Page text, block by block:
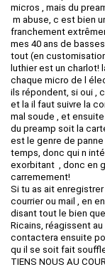
micros , mais du
m abuse, c est bien
franchement
mes 40 ans de
tout (en
luthier est un charlot!
chaque micro de l
ils répondent, si oui ,
et la il faut suivre la
mal soude , et
du preamp soit la
est le genre de
temps, donc qui n
exorbitant , donc en
carremement!
Si tu as ait
courrier ou mail , en
disant tout le bien
Ricains, réagissent
contactera ensuite
qu il se soit fait
TIENS NOUS AU